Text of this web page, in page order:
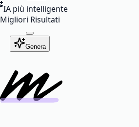
IA più intelligente
Migliori Risultati
Genera